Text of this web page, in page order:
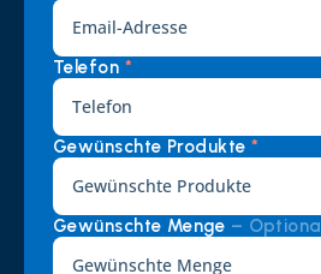
Telefon *
Gewünschte Produkte *
Gewünschte Menge – Optional